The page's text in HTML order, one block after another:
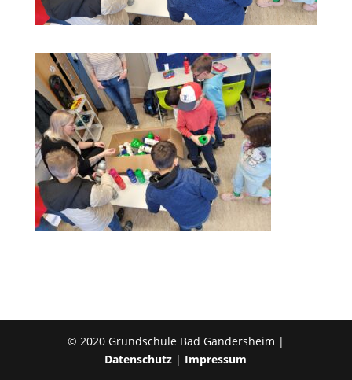
© 2020 Grundschule Bad Gandersheim |
Datenschutz | Impressum